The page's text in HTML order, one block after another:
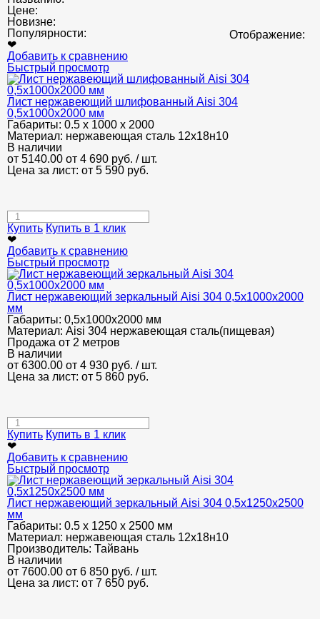
Цене:
Новизне:
Популярности:
Отображение:
❤
Добавить к сравнению
Быстрый просмотр
Лист нержавеющий шлифованный Аisi 304
0,5х1000х2000 мм
Габариты: 0.5 х 1000 х 2000
Материал: нержавеющая сталь 12х18н10
В наличии
от 5140.00 от 4 690 руб. / шт.
Цена за лист: от 5 590 руб.
Купить Купить в 1 клик
❤
Добавить к сравнению
Быстрый просмотр
Лист нержавеющий зеркальный Aisi 304 0,5х1000х2000
мм
Габариты: 0,5х1000х2000 мм
Материал: Aisi 304 нержавеющая сталь(пищевая)
Продажа от 2 метров
В наличии
от 6300.00 от 4 930 руб. / шт.
Цена за лист: от 5 860 руб.
Купить Купить в 1 клик
❤
Добавить к сравнению
Быстрый просмотр
Лист нержавеющий зеркальный Aisi 304 0,5х1250х2500
мм
Габариты: 0.5 х 1250 х 2500 мм
Материал: нержавеющая сталь 12х18н10
Производитель: Тайвань
В наличии
от 7600.00 от 6 850 руб. / шт.
Цена за лист: от 7 650 руб.